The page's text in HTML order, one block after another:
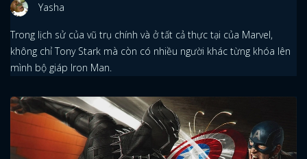
Yasha
Trong lịch sử của vũ trụ chính và ở tất cả thực tại của Marvel,
không chỉ Tony Stark mà còn có nhiều người khác từng khóa lên
mình bộ giáp Iron Man.